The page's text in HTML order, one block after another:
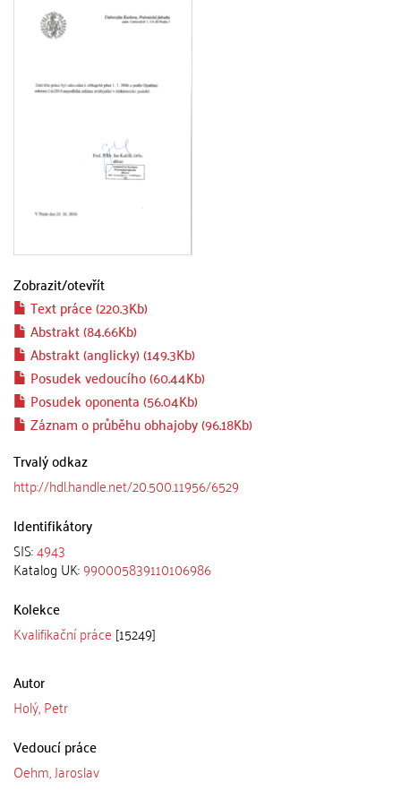
Zobrazit/otevřít
Text práce (220.3Kb)
Abstrakt (84.66Kb)
Abstrakt (anglicky) (149.3Kb)
Posudek vedoucího (60.44Kb)
Posudek oponenta (56.04Kb)
Záznam o průběhu obhajoby (96.18Kb)
Trvalý odkaz
http://hdl.handle.net/20.500.11956/6529
Identifikátory
SIS:4943
Katalog UK:990005839110106986
Kolekce
Kvalifikační práce [15249]
Autor
Holý, Petr
Vedoucí práce
Oehm, Jaroslav